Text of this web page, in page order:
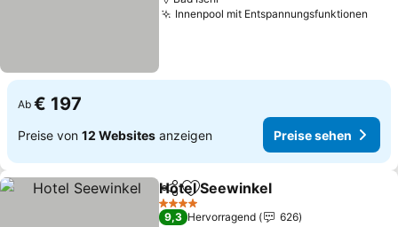
Innenpool mit Entspannungsfunktionen
Ab € 197
Preise von 12 Websites anzeigen Preise sehen
TeilenZu Favoriten hinzufügen
Hotel Seewinkel
4 Sterne
9,3 Hervorragend
626